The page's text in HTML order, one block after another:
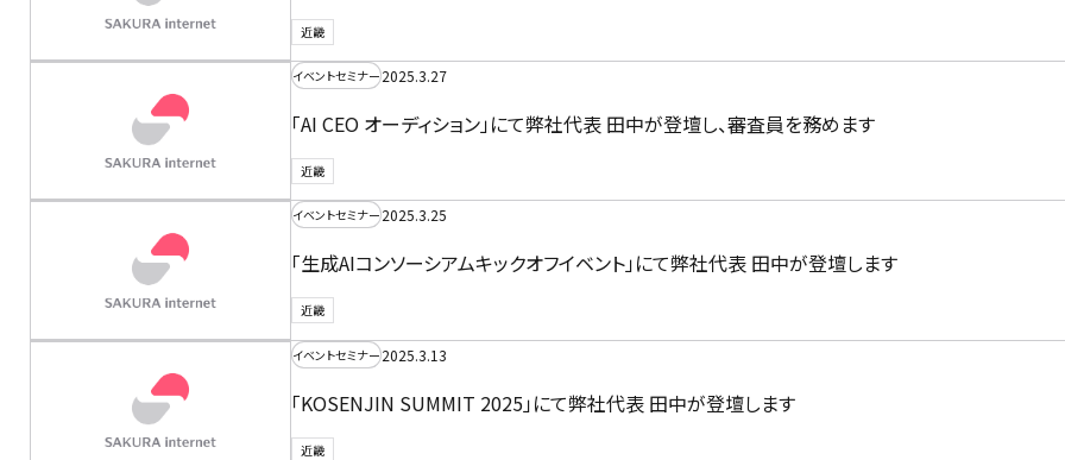
近畿
イベントセミナー2025.3.27
「AI CEO オーディション」にて弊社代表 田中が登壇し、審査員を務めます
近畿
イベントセミナー2025.3.25
「生成AIコンソーシアムキックオフイベント」にて弊社代表 田中が登壇します
近畿
イベントセミナー2025.3.13
「KOSENJIN SUMMIT 2025」にて弊社代表 田中が登壇します
近畿